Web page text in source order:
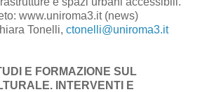
www.uniroma3.it (news)
Tonelli, ctonelli@uniroma3.it
E FORMAZIONE SUL
INTERVENTI E